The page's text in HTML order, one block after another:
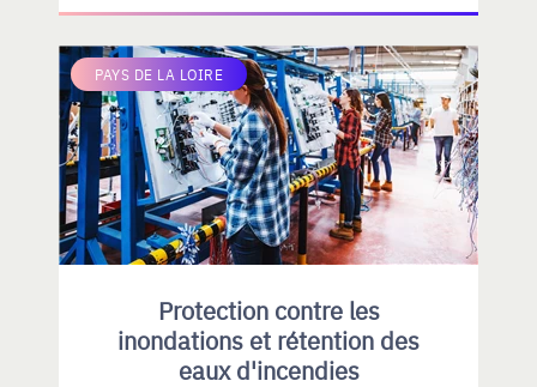
PAYS DE LA LOIRE
Protection contre les
inondations et rétention des
eaux d'incendies